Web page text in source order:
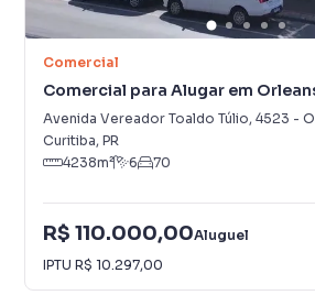
Comercial
Comercial para Alugar em
Avenida Vereador Toaldo Túlio, 4523 -
Curitiba, PR
4238m² 6 70
R$ 110.000,00Aluguel
IPTU R$ 10.297,00